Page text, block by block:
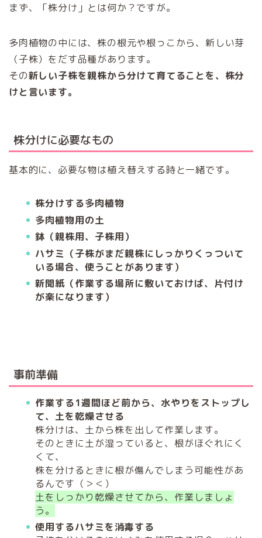
まず、「株分け」とは何か？ですが。
多肉植物の中には、株の根元や根っこから、新しい芽
（子株）をだす品種があります。
その新しい子株を親株から分けて育てることを、株分
けと言います。
株分けに必要なもの
基本的に、必要な物は植え替えする時と一緒です。
株分けする多肉植物
多肉植物用の土
鉢（親株用、子株用）
ハサミ（子株がまだ親株にしっかりくっついて
いる場合、使うことがあります）
新聞紙（作業する場所に敷いておけば、片付け
が楽になります）
事前準備
作業する1週間ほど前から、水やりをストップし
て、土を乾燥させる
株分けは、土から株を出して作業します。
そのときに土が湿っていると、根がほぐれにく
くて、
株を分けるときに根が傷んでしまう可能性があ
るんです（＞＜）
土をしっかり乾燥させてから、作業しましょ
う。
使用するハサミを消毒する